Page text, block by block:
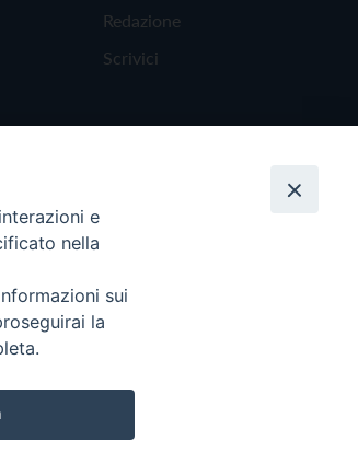
Redazione
Scrivici
e
nella
sui
la